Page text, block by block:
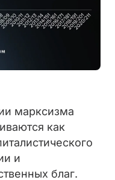
марксизма
как
и
благ.